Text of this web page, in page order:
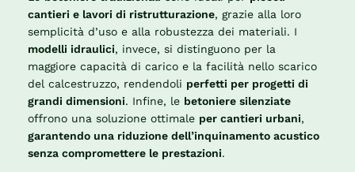
cantieri e lavori di ristrutturazione, grazie alla loro
semplicità d’uso e alla robustezza dei materiali. I
modelli idraulici, invece, si distinguono per la
maggiore capacità di carico e la facilità nello scarico
del calcestruzzo, rendendoli perfetti per progetti di
grandi dimensioni. Infine, le betoniere silenziate
offrono una soluzione ottimale per cantieri urbani,
garantendo una riduzione dell’inquinamento acustico
senza compromettere le prestazioni.